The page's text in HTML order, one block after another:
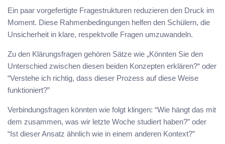
Ein paar vorgefertigte Fragestrukturen reduzieren den Druck im
Moment. Diese Rahmenbedingungen helfen den Schülern, die
Unsicherheit in klare, respektvolle Fragen umzuwandeln.
Zu den Klärungsfragen gehören Sätze wie „Könnten Sie den
Unterschied zwischen diesen beiden Konzepten erklären?“ oder
“Verstehe ich richtig, dass dieser Prozess auf diese Weise
funktioniert?”
Verbindungsfragen könnten wie folgt klingen: “Wie hängt das mit
dem zusammen, was wir letzte Woche studiert haben?” oder
“Ist dieser Ansatz ähnlich wie in einem anderen Kontext?”